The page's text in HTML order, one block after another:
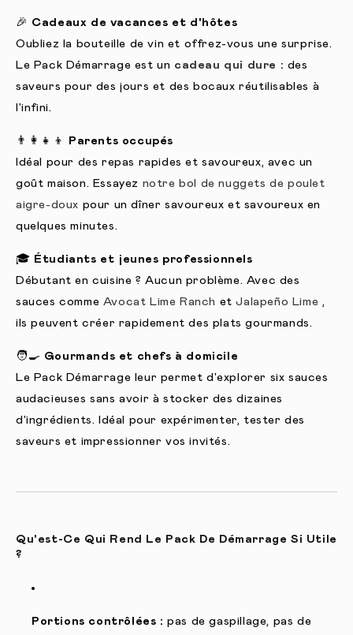
🎉 Cadeaux de vacances et d'hôtes
Oubliez la bouteille de vin et offrez-vous une surprise.
Le Pack Démarrage est un cadeau qui dure : des
saveurs pour des jours et des bocaux réutilisables à
l'infini.
👨👩👧👦 Parents occupés
Idéal pour des repas rapides et savoureux, avec un
goût maison. Essayez notre bol de nuggets de poulet
aigre-doux pour un dîner savoureux et savoureux en
quelques minutes.
🎓 Étudiants et jeunes professionnels
Débutant en cuisine ? Aucun problème. Avec des
sauces comme Avocat Lime Ranch etJalapeño Lime ,
ils peuvent créer rapidement des plats gourmands.
🧑🍳 Gourmands et chefs à domicile
Le Pack Démarrage leur permet d'explorer six sauces
audacieuses sans avoir à stocker des dizaines
d'ingrédients. Idéal pour expérimenter, tester des
saveurs et impressionner vos invités.
Qu'est-Ce Qui Rend Le Pack De Démarrage Si Utile
?
Portions contrôlées : pas de gaspillage, pas de